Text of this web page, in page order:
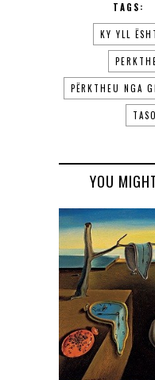
TAGS:
KY YLL
PËRKTHEU NGA
YOU